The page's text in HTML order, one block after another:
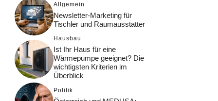
Allgemein
Newsletter-Marketing für
Tischler und Raumausstatter
Hausbau
Ist Ihr Haus für eine
Wärmepumpe geeignet? Die
wichtigsten Kriterien im
Überblick
Politik